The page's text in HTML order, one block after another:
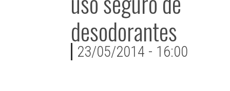
desodorantes
23/05/2014 - 16:00